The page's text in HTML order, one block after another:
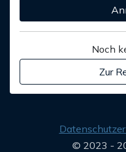
Noch
Zur
© 2023 -